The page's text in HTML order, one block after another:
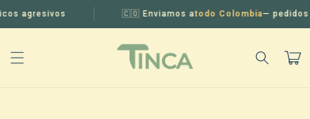
contenido
agresivos 🇨🇴 Enviamos atodo Colombia— pedidos en